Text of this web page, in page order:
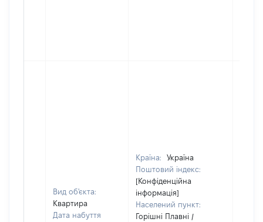
Вид об'єкта:
Квартира
Дата набуття
Країна:
Україна
Поштовий індекс:
[Конфіденційна
інформація]
Населений пункт:
Горішні Плавні /